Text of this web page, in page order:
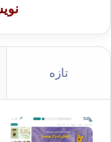
تازه